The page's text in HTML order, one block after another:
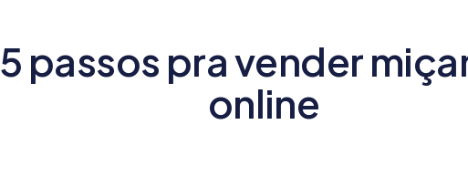
5 passos pra vender
online